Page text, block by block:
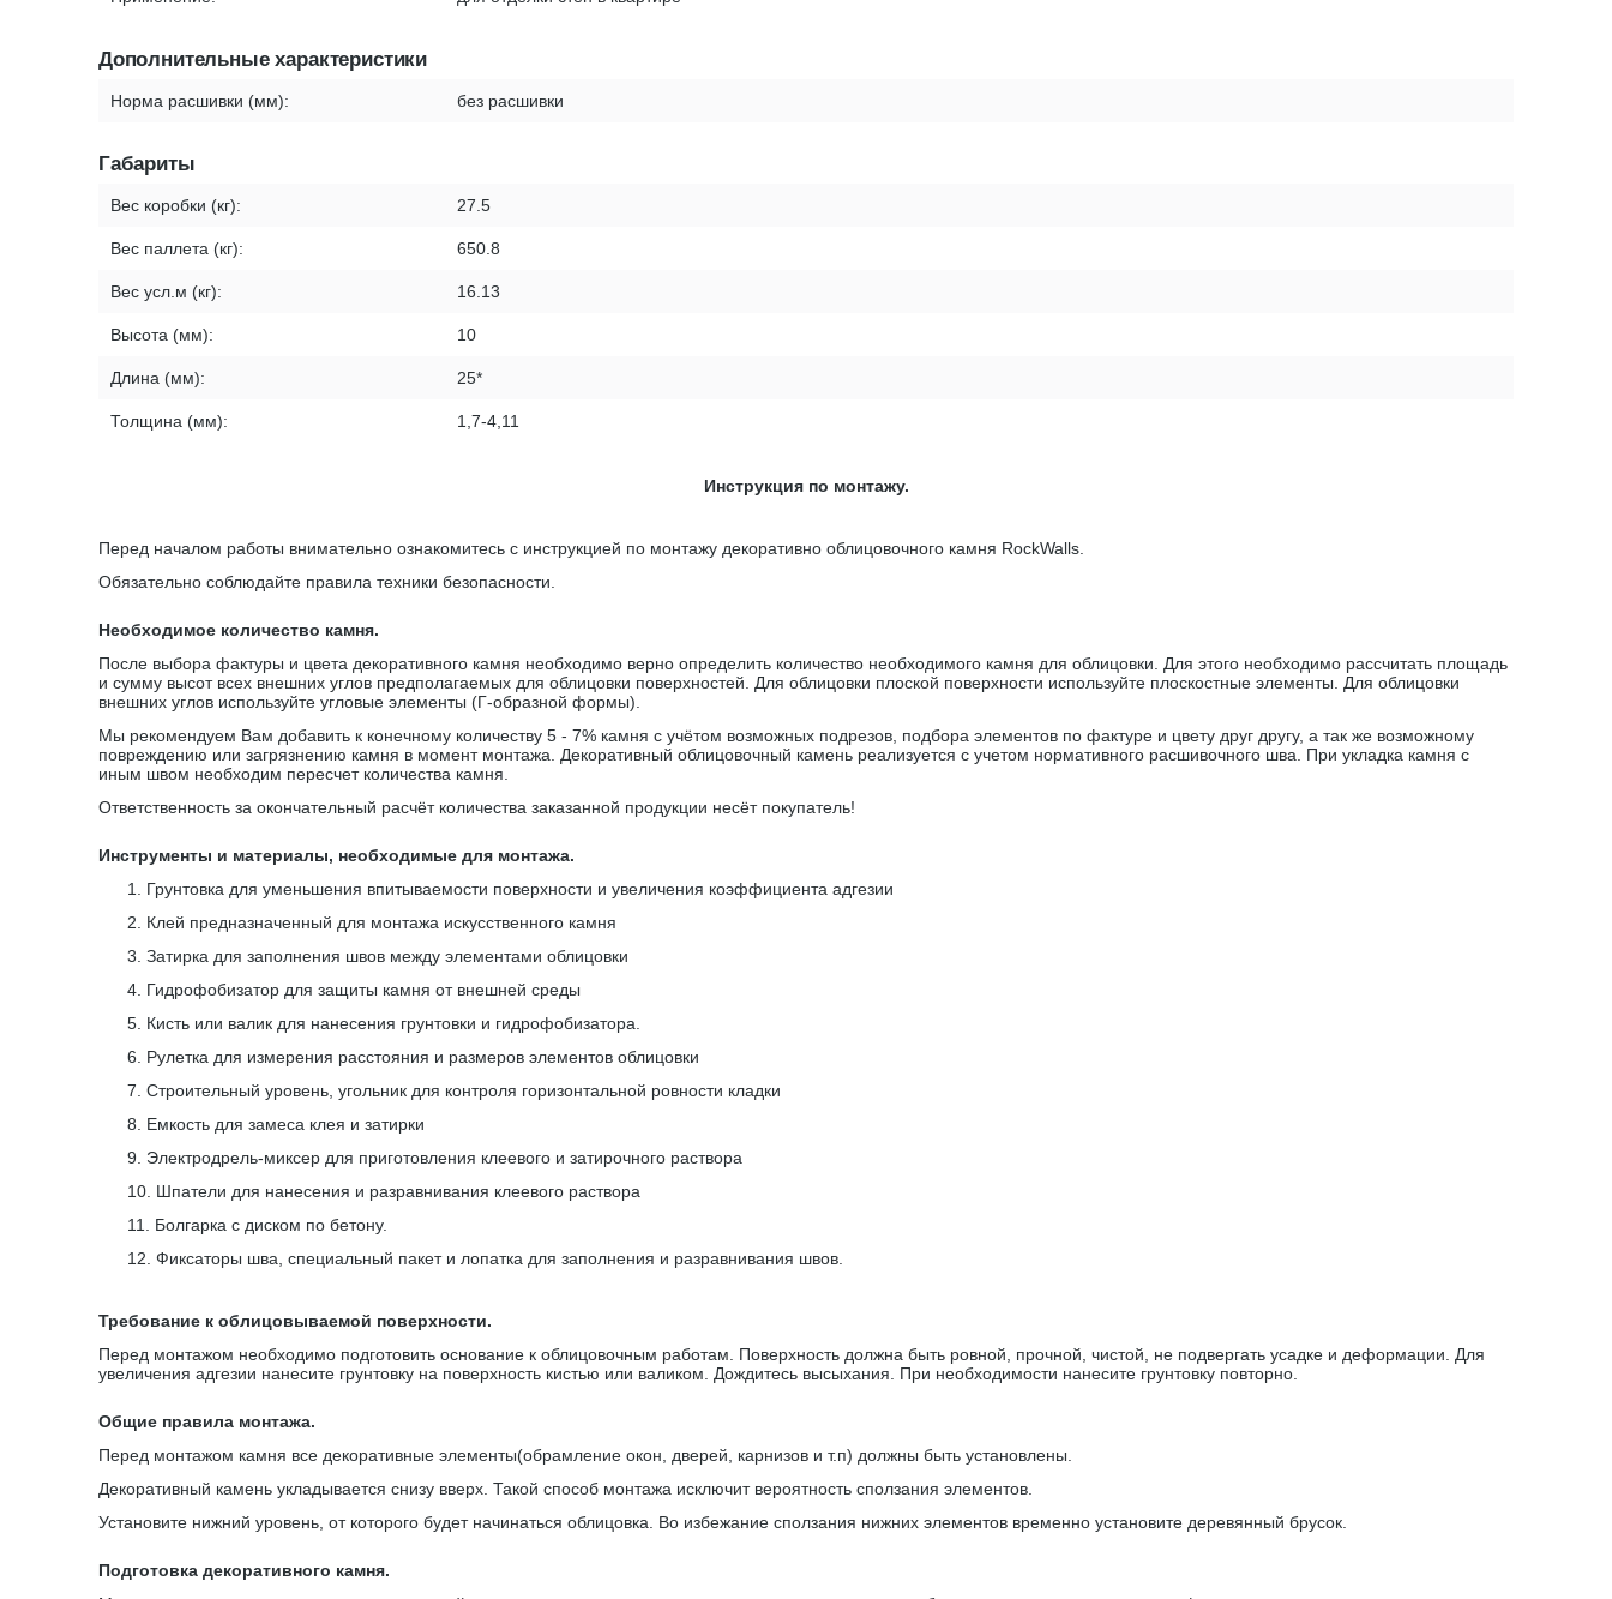
Дополнительные характеристики
Норма расшивки (мм): без расшивки
Габариты
Вес коробки (кг): 27.5
Вес паллета (кг): 650.8
Вес усл.м (кг): 16.13
Высота (мм): 10
Длина (мм): 25*
Толщина (мм): 1,7-4,11
Инструкция по монтажу.
Перед началом работы внимательно ознакомитесь с инструкцией по монтажу декоративно облицовочного камня RockWalls
Обязательно соблюдайте правила техники безопасности.
Необходимое количество камня.
После выбора фактуры и цвета декоративного камня необходимо верно определить количество необходимого камня для облицовки. Для этого необходимо рассчитать площадь
и сумму высот всех внешних углов предполагаемых для облицовки поверхностей. Для облицовки плоской поверхности используйте плоскостные элементы. Для облицовки
внешних углов используйте угловые элементы (Г-образной формы).
Мы рекомендуем Вам добавить к конечному количеству 5 - 7% камня с учётом возможных подрезов, подбора элементов по фактуре и цвету друг другу, а так же возможному
повреждению или загрязнению камня в момент монтажа. Декоративный облицовочный камень реализуется с учетом нормативного расшивочного шва. При укладка камня с
иным швом необходим пересчет количества камня.
Ответственность за окончательный расчёт количества заказанной продукции несёт покупатель!
Инструменты и материалы, необходимые для монтажа.
1. Грунтовка для уменьшения впитываемости поверхности и увеличения коэффициента адгезии
2. Клей предназначенный для монтажа искусственного камня
3. Затирка для заполнения швов между элементами облицовки
4. Гидрофобизатор для защиты камня от внешней среды
5. Кисть или валик для нанесения грунтовки и гидрофобизатора.
6. Рулетка для измерения расстояния и размеров элементов облицовки
7. Строительный уровень, угольник для контроля горизонтальной ровности кладки
8. Емкость для замеса клея и затирки
9. Электродрель-миксер для приготовления клеевого и затирочного раствора
10. Шпатели для нанесения и разравнивания клеевого раствора
11. Болгарка с диском по бетону.
12. Фиксаторы шва, специальный пакет и лопатка для заполнения и разравнивания швов.
Требование к облицовываемой поверхности.
Перед монтажом необходимо подготовить основание к облицовочным работам. Поверхность должна быть ровной, прочной, чистой, не подвергать усадке и деформации. Для
увеличения адгезии нанесите грунтовку на поверхность кистью или валиком. Дождитесь высыхания. При необходимости нанесите грунтовку повторно.
Общие правила монтажа.
Перед монтажом камня все декоративные элементы(обрамление окон, дверей, карнизов и т.п) должны быть установлены.
Декоративный камень укладывается снизу вверх. Такой способ монтажа исключит вероятность сползания элементов.
Установите нижний уровень, от которого будет начинаться облицовка. Во избежание сползания нижних элементов временно установите деревянный брусок.
Подготовка декоративного камня.